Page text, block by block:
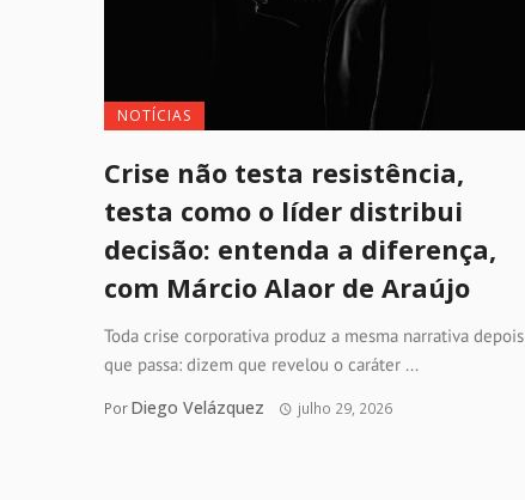
NOTÍCIAS
Crise não testa resistência,
testa como o líder distribui
decisão: entenda a diferença,
com Márcio Alaor de Araújo
Toda crise corporativa produz a mesma narrativa depois
que passa: dizem que revelou o caráter ...
PorDiego Velázquez julho 29, 2026